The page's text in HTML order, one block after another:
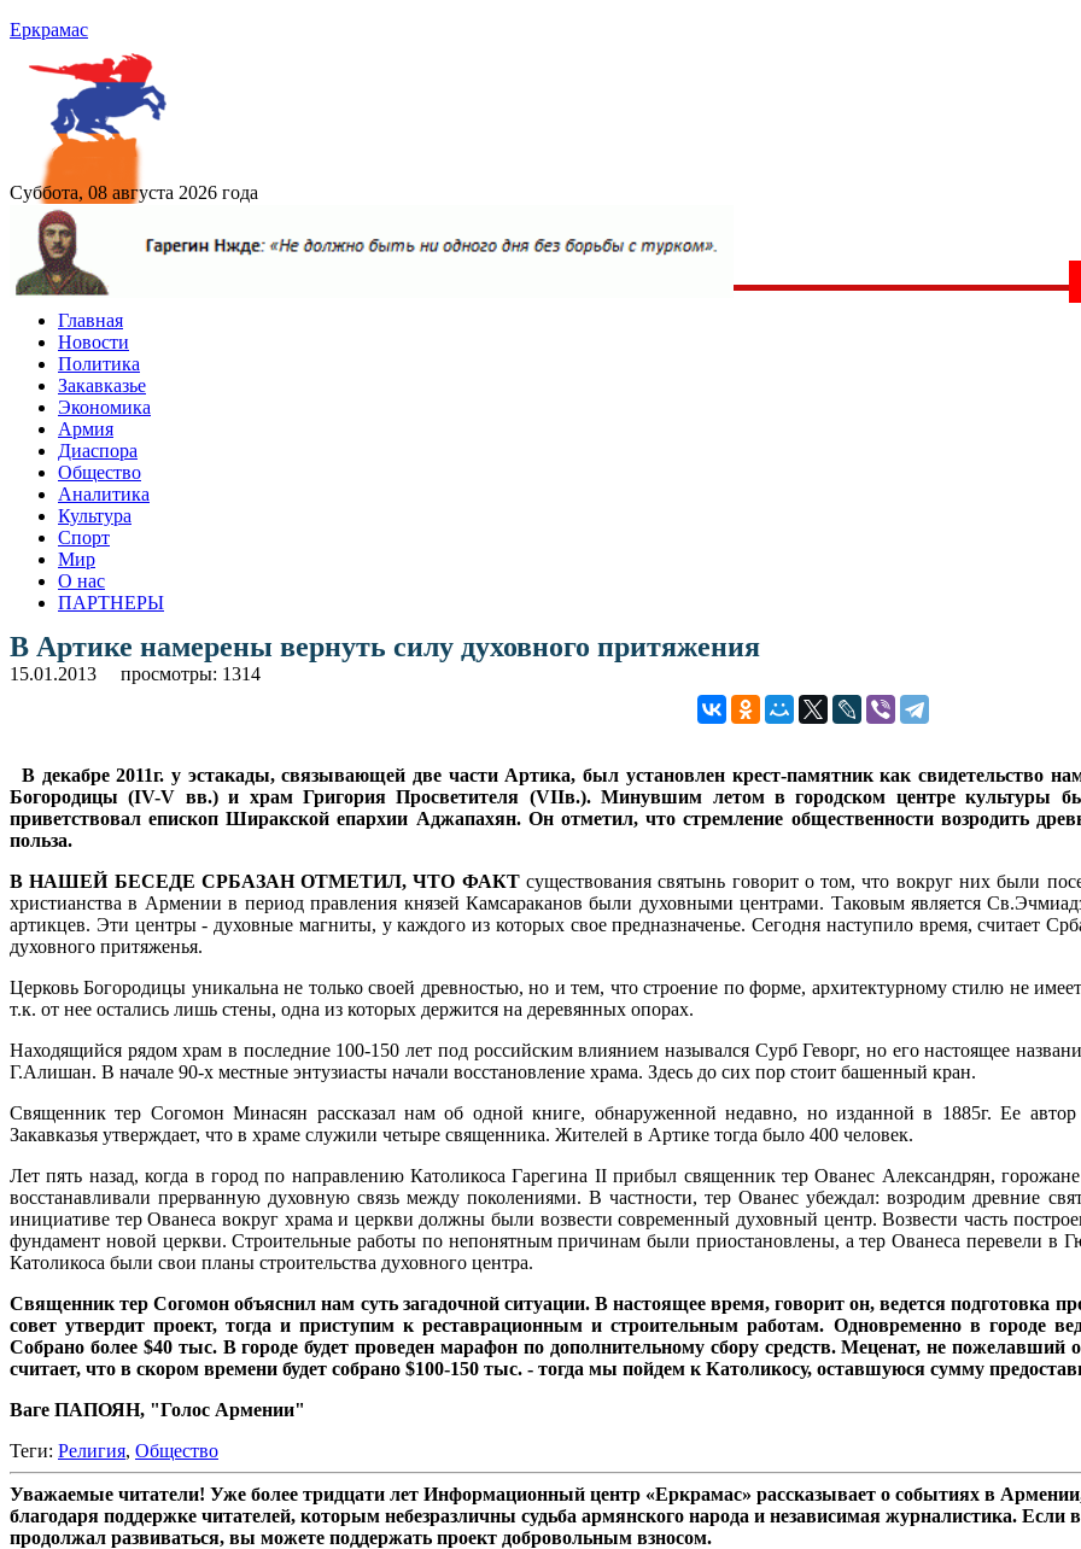
Еркрамас
Суббота, 08 августа 2026 года
Главная
Новости
Политика
Закавказье
Экономика
Армия
Диаспора
Общество
Аналитика
Культура
Спорт
Мир
О нас
ПАРТНЕРЫ
В Артике намерены вернуть силу духовного притяжения
15.01.2013 просмотры: 1314
В декабре 2011г. у эстакады, связывающей две части Артика, был установлен крест-памятник как свидетельство
Богородицы (IV-V вв.) и храм Григория Просветителя (VIIв.). Минувшим летом в городском центре культуры
приветствовал епископ Ширакской епархии Аджапахян. Он отметил, что стремление общественности возродить
польза.
В НАШЕЙ БЕСЕДЕ СРБАЗАН ОТМЕТИЛ, ЧТО ФАКТсуществования святынь говорит о том, что вокруг них были
христианства в Армении в период правления князей Камсараканов были духовными центрами. Таковым является
артикцев. Эти центры - духовные магниты, у каждого из которых свое предназначенье. Сегодня наступило время, считает
духовного притяженья.
Церковь Богородицы уникальна не только своей древностью, но и тем, что строение по форме, архитектурному стилю не
т.к. от нее остались лишь стены, одна из которых держится на деревянных опорах.
Находящийся рядом храм в последние 100-150 лет под российским влиянием назывался Сурб Геворг, но его настоящее
Г.Алишан. В начале 90-х местные энтузиасты начали восстановление храма. Здесь до сих пор стоит башенный кран.
Священник тер Согомон Минасян рассказал нам об одной книге, обнаруженной недавно, но изданной в 1885г. Ее
Закавказья утверждает, что в храме служили четыре священника. Жителей в Артике тогда было 400 человек.
Лет пять назад, когда в город по направлению Католикоса Гарегина II прибыл священник тер Ованес Александрян,
восстанавливали прерванную духовную связь между поколениями. В частности, тер Ованес убеждал: возродим древние
инициативе тер Ованеса вокруг храма и церкви должны были возвести современный духовный центр. Возвести часть
фундамент новой церкви. Строительные работы по непонятным причинам были приостановлены, а тер Ованеса перевели в
Католикоса были свои планы строительства духовного центра.
Священник тер Согомон объяснил нам суть загадочной ситуации. В настоящее время, говорит он, ведется подготовка
совет утвердит проект, тогда и приступим к реставрационным и строительным работам. Одновременно в городе
Собрано более $40 тыс. В городе будет проведен марафон по дополнительному сбору средств. Меценат, не
считает, что в скором времени будет собрано $100-150 тыс. - тогда мы пойдем к Католикосу, оставшуюся сумму
Ваге ПАПОЯН, "Голос Армении"
Теги: Религия, Общество
Уважаемые читатели! Уже более тридцати лет Информационный центр «Еркрамас» рассказывает о событиях в
благодаря поддержке читателей, которым небезразличны судьба армянского народа и независимая журналистика.
продолжал развиваться, вы можете поддержать проект добровольным взносом.